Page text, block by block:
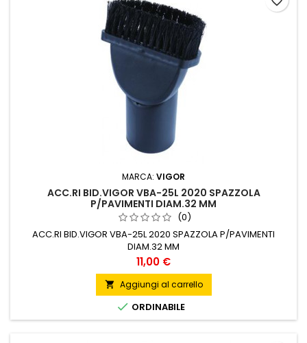
MARCA: VIGOR
ACC.RI BID.VIGOR VBA-25L 2020 SPAZZOLA
P/PAVIMENTI DIAM.32 MM
(0)
ACC.RI BID.VIGOR VBA-25L 2020 SPAZZOLA P/PAVIMENTI
DIAM.32 MM
Prezzo
11,00 €
 Aggiungi al carrello
 ORDINABILE